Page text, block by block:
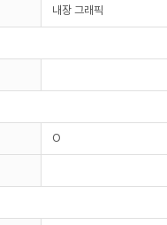
내장 그래픽
O